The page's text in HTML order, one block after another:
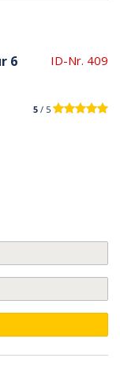
6
ID-Nr. 409
5 / 5